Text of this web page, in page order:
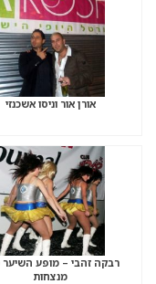
אורן אור וניסו אשכנזי
רבקה זהבי – מופע השיער
מנצחות